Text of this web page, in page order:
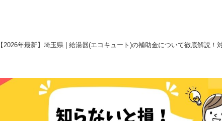
【2026年最新】埼玉県 | 給湯器(エコキュート)の補助金について徹底解説